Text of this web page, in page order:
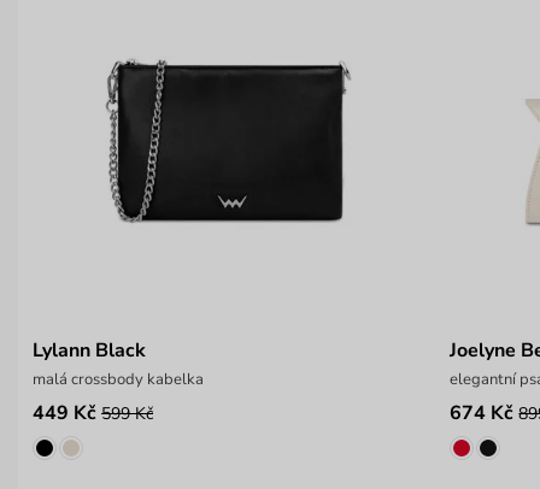
Lylann Black
malá crossbody kabelka
449 Kč 599 Kč
Joelyne
elegantní
674 Kč